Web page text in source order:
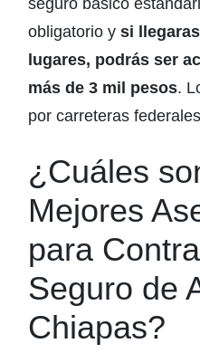
seguro básico
obligatorio y si
lugares, podrás ser
más de 3 mil pesos.
por carreteras
¿Cuáles
Mejores
para
Seguro de
Chiapas?